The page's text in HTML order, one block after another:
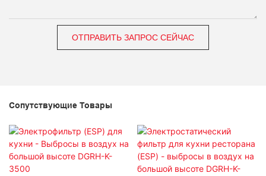
ОТПРАВИТЬ ЗАПРОС СЕЙЧАС
Сопутствующие Товары